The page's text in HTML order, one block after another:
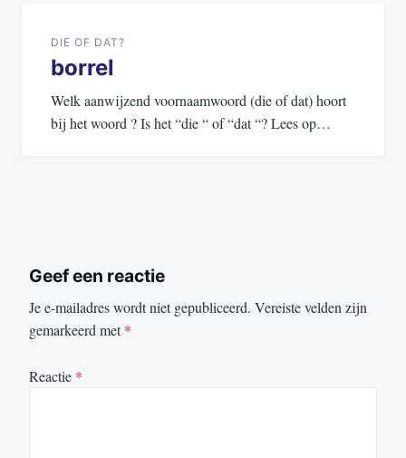
DIE OF DAT?
borrel
Welk aanwijzend voornaamwoord (die of dat) hoort
bij het woord ? Is het “die “ of “dat “? Lees op…
Geef een reactie
Je e-mailadres wordt niet gepubliceerd. Vereiste velden zijn
gemarkeerd met*
Reactie *